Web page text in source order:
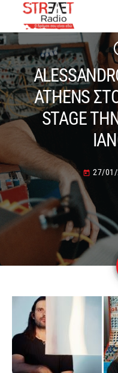
ATHENS
STAGE
today 27/